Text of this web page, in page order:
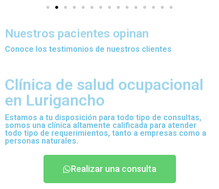
Nuestros pacientes opinan
Conoce los testimonios de nuestros clientes
Clínica de salud ocupacional
en Lurigancho
Estamos a tu disposición para todo tipo de consultas,
somos una clínica altamente calificada para atender
todo tipo de requerimientos, tanto a empresas como a
personas naturales.
Realizar una consulta